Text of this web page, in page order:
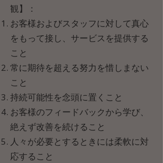
観】：
お客様およびスタッフに対して真心
をもって接し、サービスを提供する
こと
常に期待を超える努力を惜しまない
こと
持続可能性を念頭に置くこと
お客様のフィードバックから学び、
絶えず改善を続けること
人々が必要とするときには柔軟に対
応すること